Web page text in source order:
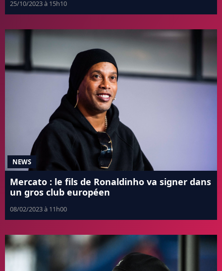
25/10/2023 à 15h10
NEWS
Mercato : le fils de Ronaldinho va signer dans
un gros club européen
08/02/2023 à 11h00